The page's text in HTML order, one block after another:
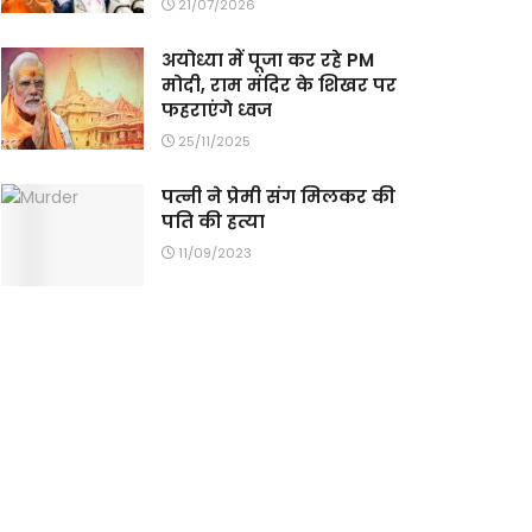
21/07/2026
अयोध्या में पूजा कर रहे PM
मोदी, राम मंदिर के शिखर पर
फहराएंगे ध्वज
25/11/2025
पत्नी ने प्रेमी संग मिलकर की
पति की हत्या
11/09/2023